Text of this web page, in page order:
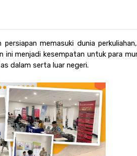
persiapan memasuki dunia perkuliahan,
ini menjadi kesempatan untuk para
dalam serta luar negeri.